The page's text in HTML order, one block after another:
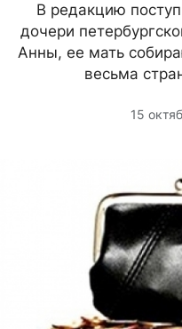
В редакцию
дочери
Анны, ее мать
весьма
15